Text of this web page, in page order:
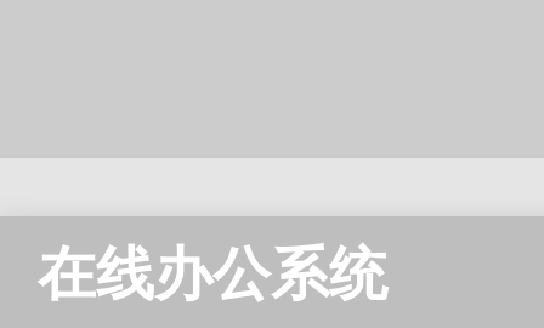
在线办公系统